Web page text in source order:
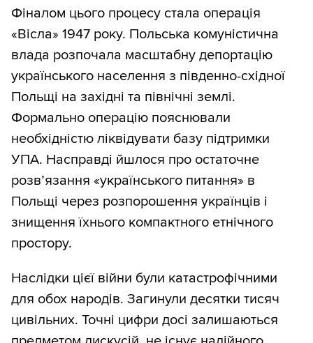
Фіналом цього процесу стала операція
«Вісла» 1947 року. Польська комуністична
влада розпочала масштабну депортацію
українського населення з південно-східної
Польщі на західні та північні землі.
Формально операцію пояснювали
необхідністю ліквідувати базу підтримки
УПА. Насправді йшлося про остаточне
розв’язання «українського питання» в
Польщі через розпорошення українців і
знищення їхнього компактного етнічного
простору.
Наслідки цієї війни були катастрофічними
для обох народів. Загинули десятки тисяч
цивільних. Точні цифри досі залишаються